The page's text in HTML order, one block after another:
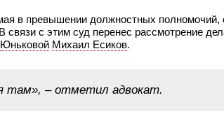
в превышении должностных полномочий,
с этим суд перенес рассмотрение
Юньковой Михаил Есиков.
там», – отметил адвокат.